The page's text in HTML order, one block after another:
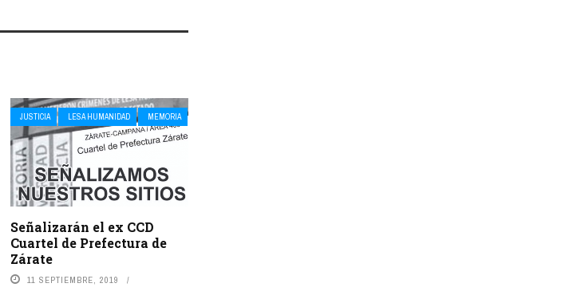
JUSTICIA LESA HUMANIDAD MEMORIA
Señalizarán el ex CCD
Cuartel de Prefectura de
Zárate
11 SEPTIEMBRE, 2019